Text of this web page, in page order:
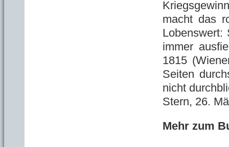
macht das
Lobenswert:
immer
1815
Seiten
nicht
Stern, 26.
Mehr zum